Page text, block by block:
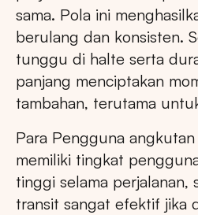
sama. Pola ini
berulang dan konsisten.
tunggu di halte serta
panjang menciptakan
tambahan, terutama
Para Pengguna
memiliki tingkat
tinggi selama perjalanan,
transit sangat efektif jika